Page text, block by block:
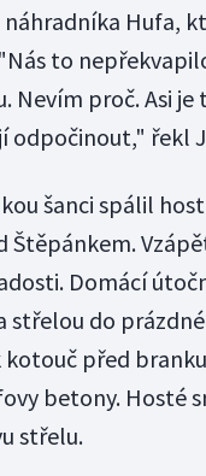
náhradníka Hufa,
to
Nevím proč. Asi
odpočinout," řekl
šanci spálil
Štěpánkem.
Domácí
střelou do
kotouč před
betony. Hosté
střelu.